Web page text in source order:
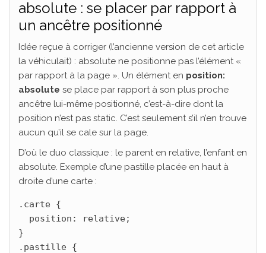
absolute : se placer par rapport à
un ancêtre positionné
Idée reçue à corriger (l’ancienne version de cet article
la véhiculait) : absolute ne positionne pas l’élément «
par rapport à la page ». Un élément en position:
absolute se place par rapport à son plus proche
ancêtre lui-même positionné, c’est-à-dire dont la
position n’est pas static. C’est seulement s’il n’en trouve
aucun qu’il se cale sur la page.
D’où le duo classique : le parent en relative, l’enfant en
absolute. Exemple d’une pastille placée en haut à
droite d’une carte :
.carte {
  position: relative;
}
.pastille {